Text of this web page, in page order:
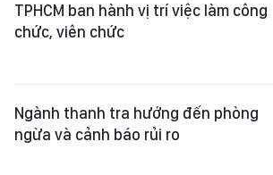
TPHCM ban hành vị trí việc làm công
chức, viên chức
Ngành thanh tra hướng đến phòng
ngừa và cảnh báo rủi ro